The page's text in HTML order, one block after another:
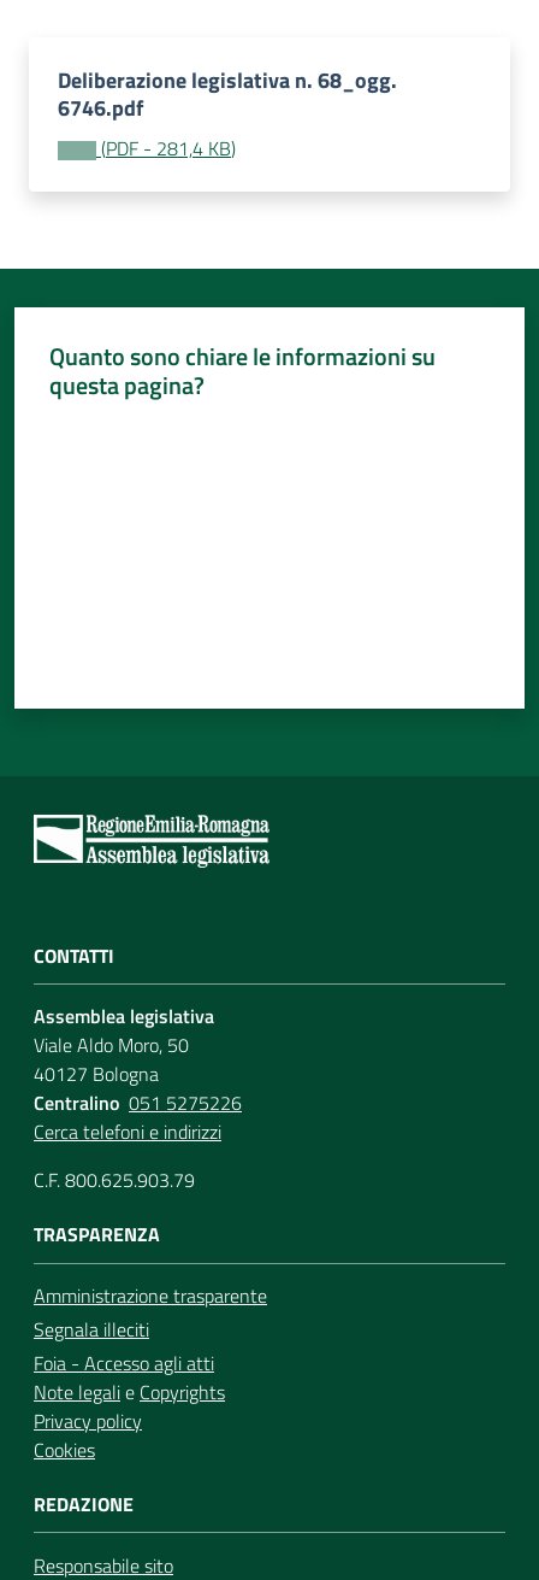
Deliberazione legislativa n. 68_ogg.
6746.pdf
(PDF - 281,4 KB)
Quanto sono chiare le informazioni su
questa pagina?
CONTATTI
Assemblea legislativa
Viale Aldo Moro, 50
40127 Bologna
Centralino 051 5275226
Cerca telefoni e indirizzi
C.F. 800.625.903.79
TRASPARENZA
Amministrazione trasparente
Segnala illeciti
Foia - Accesso agli atti
Note legalie Copyrights
Privacy policy
Cookies
REDAZIONE
Responsabile sito